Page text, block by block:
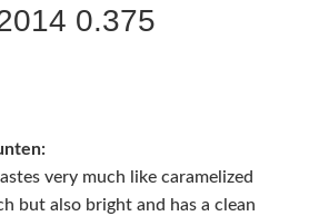
0.375
very much like caramelized
but also bright and has a clean